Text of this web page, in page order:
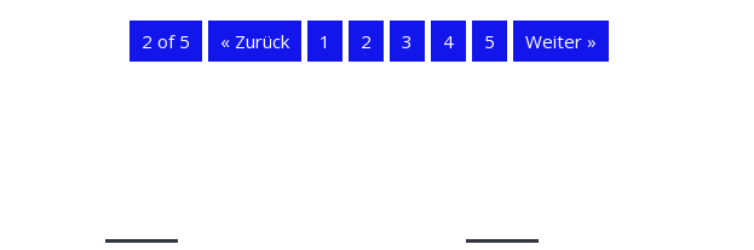
2 of 5 « Zurück 1 2 3 4 5 Weiter »